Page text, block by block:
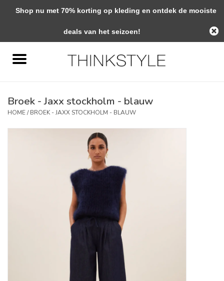
0 Artikelen - €0,00
Woondecoratie
Broek - Jaxx stockholm - blauw
HOME/BROEK - JAXX STOCKHOLM - BLAUW
Shop nu met 70% korting op kleding en ontdek de mooiste
deals van het seizoen!